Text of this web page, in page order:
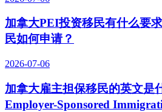
加拿大PEI投资移民有什么要
民如何申请？
2026-07-06
加拿大雇主担保移民的英文是
Employer-Sponsored